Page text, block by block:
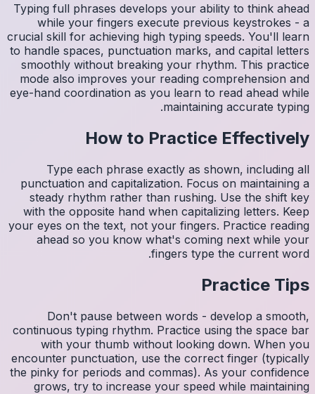
Typing
crucial
to
mode
eye-
with
your
the